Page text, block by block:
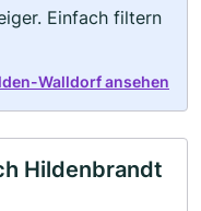
Einfach filtern
Walldorf ansehen
Hildenbrandt